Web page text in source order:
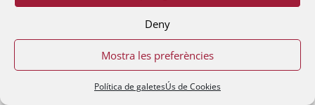
Deny
Mostra les preferències
Política de galetesÚs de Cookies